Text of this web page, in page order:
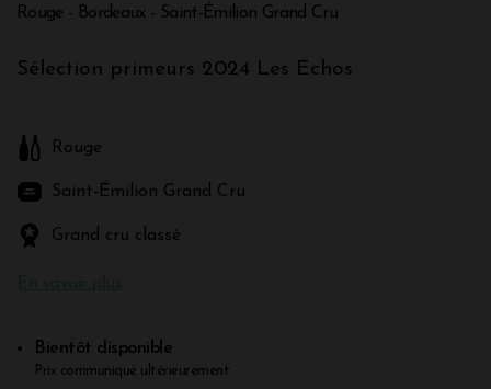
Rouge - Bordeaux - Saint-Émilion Grand Cru
Sélection primeurs 2024 Les Echos
Rouge
Saint-Émilion Grand Cru
Grand cru classé
Bientôt disponible
Prix communiqué ultérieurement.